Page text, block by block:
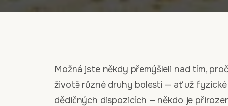
Možná jste někdy přemýšleli nad tím,
životě různé druhy bolesti — ať už
dědičných dispozicích — někdo je